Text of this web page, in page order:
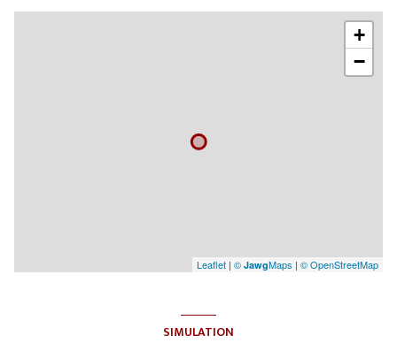
+
−
Leaflet | © JawgMaps | © OpenStreetMap
SIMULATION